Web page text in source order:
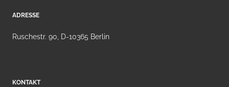
ADRESSE
Ruschestr. 90, D-10365 Berlin
KONTAKT